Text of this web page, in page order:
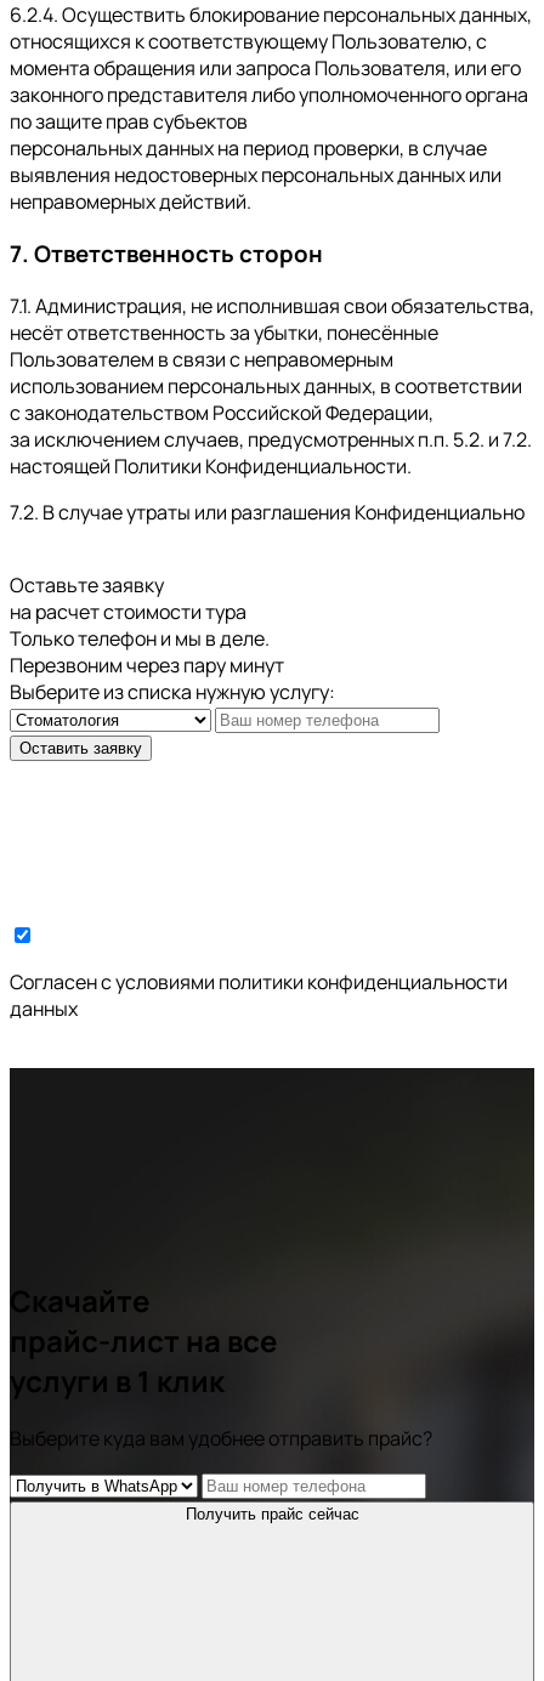
6.2.4. Осуществить блокирование персональных данных,
относящихся к соответствующему Пользователю, с
момента обращения или запроса Пользователя, или его
законного представителя либо уполномоченного органа
по защите прав субъектов
персональных данных на период проверки, в случае
выявления недостоверных персональных данных или
неправомерных действий.
7. Ответственность сторон
7.1. Администрация, не исполнившая свои обязательства,
несёт ответственность за убытки, понесённые
Пользователем в связи с неправомерным
использованием персональных данных, в соответствии
с законодательством Российской Федерации,
за исключением случаев, предусмотренных п.п. 5.2. и 7.2.
настоящей Политики Конфиденциальности.
7.2. В случае утраты или разглашения Конфиденциально
Оставьте заявку
на расчет стоимости тура
Только телефон и мы в деле.
Перезвоним через пару минут
Выберите из списка нужную услугу:
Оставить заявку
Cогласен с условиями политики конфиденциальности
данных
Скачайте
прайс-лист на все
услуги в 1 клик
Выберите куда вам удобнее отправить прайс?
Получить прайс сейчас